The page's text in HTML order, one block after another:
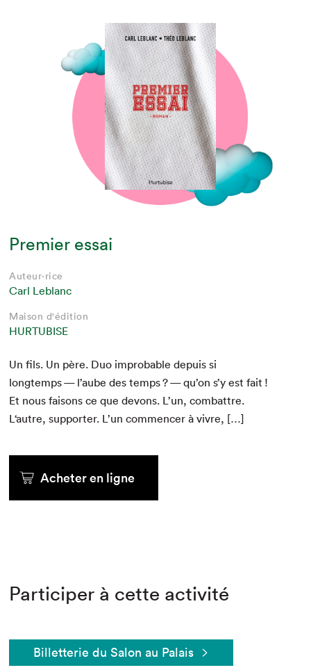
Premier essai
Auteur·rice
Carl Leblanc
Maison d'édition
HURTUBISE
Un fils. Un père. Duo improb­a­ble depuis si
longtemps — l’aube des temps ? — qu’on s’y est fait !
Et nous faisons ce que devons. L’un, com­bat­tre.
L‘autre, sup­port­er. L’un com­mencer à vivre, […]
Acheter en ligne
Participer à cette activité
Billetterie du Salon au Palais